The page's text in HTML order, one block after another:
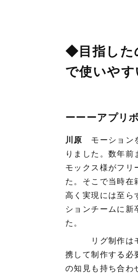
◆目指した
で使いやす
ーーーアプリ
川原 モーション
りました。数年
モックス様がフリ
た。そこで当時在
高く実現には至ら
ションチームに
た。
リグ制作はモ
携して制作する必
の知見も持ち合わ